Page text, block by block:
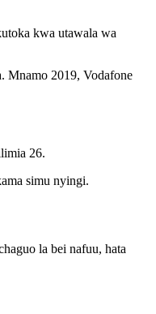
kwa utawala wa
Mnamo 2019, Vodafone
26.
simu nyingi.
la bei nafuu, hata